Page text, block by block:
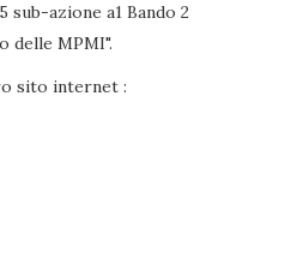
sub-azione a1 Bando 2
delle MPMI".
sito internet :